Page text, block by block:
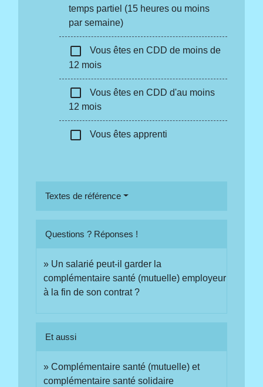
temps partiel (15 heures ou moins
par semaine)
check_box_outline_blank
Vous êtes en CDD de moins de
12 mois
check_box_outline_blank
Vous êtes en CDD d'au moins
12 mois
check_box_outline_blank Vous êtes apprenti
Textes de référence
Questions ? Réponses !
Un salarié peut-il garder la
complémentaire santé (mutuelle) employeur
à la fin de son contrat ?
Et aussi
Complémentaire santé (mutuelle) et
complémentaire santé solidaire